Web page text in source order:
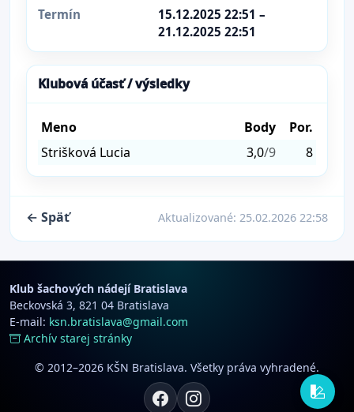
Termín
15.12.2025 22:51 –
21.12.2025 22:51
Klubová účasť / výsledky
Meno Body
Por.
Strišková Lucia
3,0/9 8
← Späť Aktualizované: 25.02.2026 22:58
Klub šachových nádejí Bratislava
Beckovská 3, 821 04 Bratislava
E-mail: ksn.bratislava@gmail.com
Archív starej stránky
© 2012–2026 KŠN Bratislava. Všetky práva vyhradené.